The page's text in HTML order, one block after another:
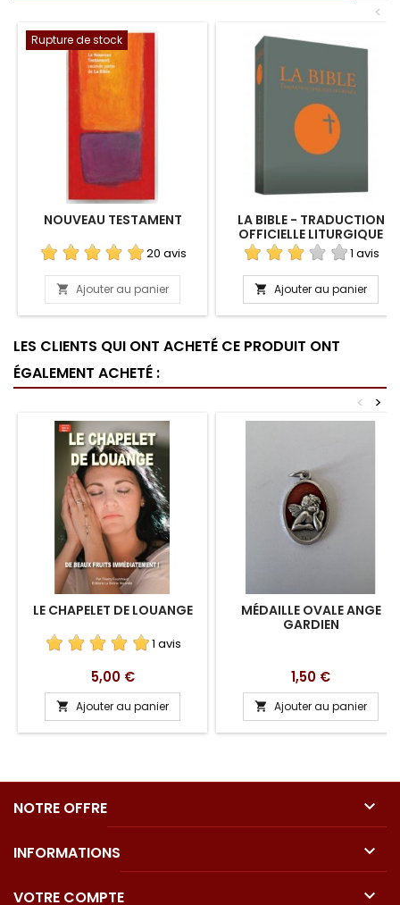
<
Rupture de stock
NOUVEAU TESTAMENT
20 avis
 Ajouter au panier
LA BIBLE - TRADUCTION
OFFICIELLE LITURGIQUE
1 avis
 Ajouter au panier
LES CLIENTS QUI ONT ACHETÉ CE PRODUIT ONT
ÉGALEMENT ACHETÉ :
>
<
LE CHAPELET DE LOUANGE
1 avis
Prix
5,00 €
 Ajouter au panier
MÉDAILLE OVALE ANGE
GARDIEN
Prix
1,50 €
 Ajouter au panier
NOTRE OFFRE 
INFORMATIONS 
VOTRE COMPTE 